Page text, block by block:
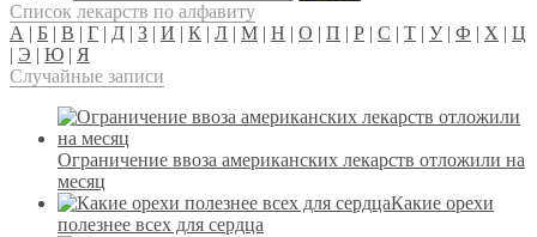
Список лекарств по алфавиту
А | Б | В | Г | Д | З | И | К | Л | М | Н | О | П | Р | С | Т | У| Ф | Х | Ц
| Э | Ю | Я
Случайные записи
Ограничение ввоза американских лекарств отложили на
месяц
Какие орехи
полезнее всех для сердца